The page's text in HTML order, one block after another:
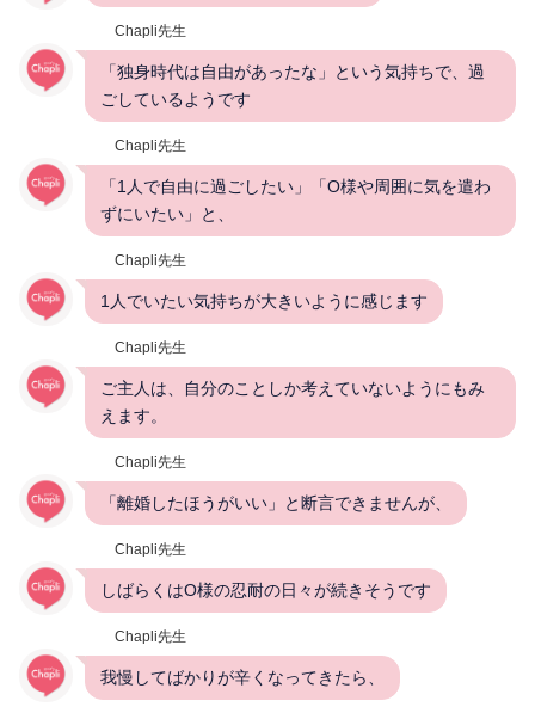
Chapli先生
「独身時代は自由があったな」という気持ちで、過
ごしているようです
Chapli先生
「1人で自由に過ごしたい」「O様や周囲に気を遣わ
ずにいたい」と、
Chapli先生
1人でいたい気持ちが大きいように感じます
Chapli先生
ご主人は、自分のことしか考えていないようにもみ
えます。
Chapli先生
「離婚したほうがいい」と断言できませんが、
Chapli先生
しばらくはO様の忍耐の日々が続きそうです
Chapli先生
我慢してばかりが辛くなってきたら、